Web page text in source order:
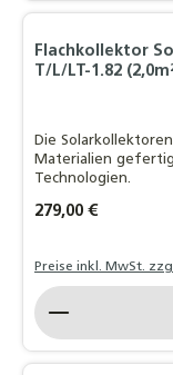
Flachkollektor
T/L/LT-1.82
Die
Materialien
Technologien.
Regulärer Preis:
279,00 €
Preise inkl. MwSt.
Produkt